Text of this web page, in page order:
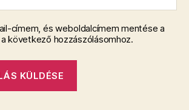
címem, és weboldalcímem mentése a
következő hozzászólásomhoz.